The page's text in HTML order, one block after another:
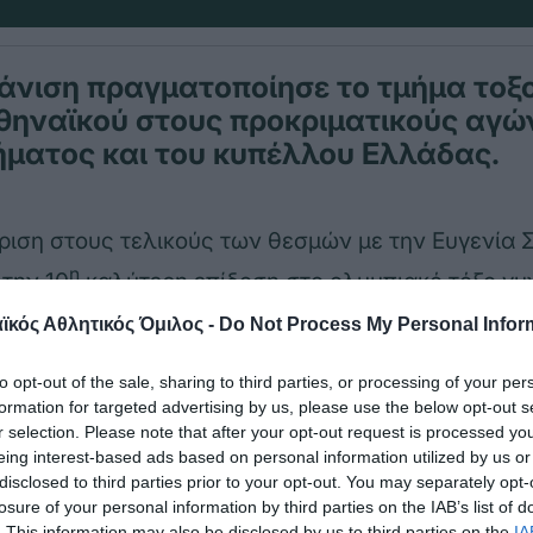
Αθλητικός Όμιλος - Do Not Process My Personal
opt-out of the sale, sharing to third parties, or processing of your
for targeted advertising by us, please use the below opt-out
selection. Please note that after your opt-out request is processed
interest-based ads based on personal information utilized by us
to third parties prior to your opt-out. You may separately
of your personal information by third parties on the IAB’s list of
πραγματοποίησε το τμήμα
στους προκριματικούς
και του κυπέλλου Ελλάδας.
στους τελικούς των θεσμών με την Ευγενία
10ηκαλύτερη επίδοση στο ολυμπιακό τόξο
ολυμπιακο τοξο ανδρων ο Παναγιώτης
Ζαρμακούπης 23ος535 και ο 25ος
τόξο ανδρών ο Γιώργος Φούντζουλας ήταν 13ος